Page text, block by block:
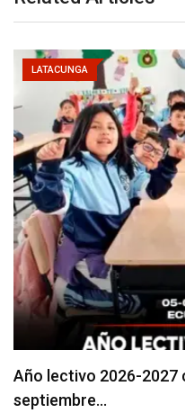
LATACUNGA
Se suspenderá
agosto 5, 2026